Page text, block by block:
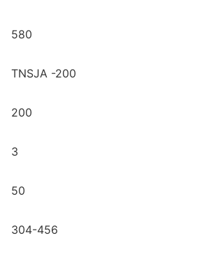
580
TNSJA -200
200
3
50
304-456